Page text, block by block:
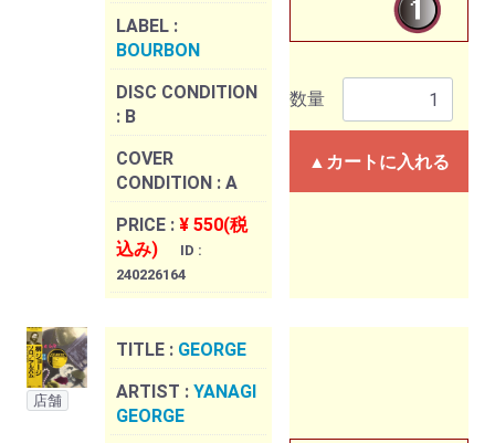
LABEL :
BOURBON
DISC CONDITION
: B
COVER
CONDITION : A
PRICE : ¥ 550(税
込み)
ID :
240226164
数量
▲カートに入れる
店舗
TITLE : GEORGE
ARTIST : YANAGI
GEORGE